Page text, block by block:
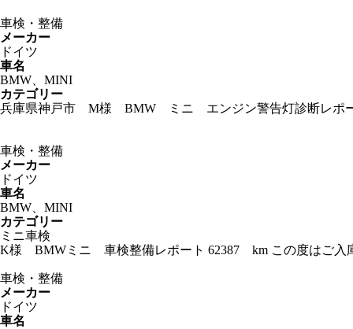
車検・整備
メーカー
ドイツ
車名
BMW、MINI
カテゴリー
兵庫県神戸市 M様 BMW ミニ エンジン警告灯診断レポー
車検・整備
メーカー
ドイツ
車名
BMW、MINI
カテゴリー
ミニ車検
K様 BMWミニ 車検整備レポート 62387 km この度はご入
車検・整備
メーカー
ドイツ
車名